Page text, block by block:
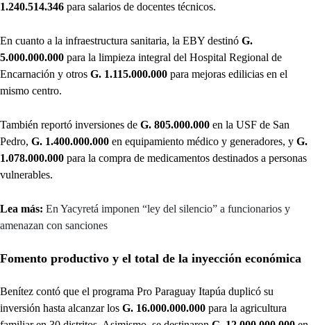
1.240.514.346 para salarios de docentes técnicos.
En cuanto a la infraestructura sanitaria, la EBY destinó G.
5.000.000.000 para la limpieza integral del Hospital Regional de
Encarnación y otros G. 1.115.000.000 para mejoras edilicias en el
mismo centro.
También reportó inversiones de G. 805.000.000 en la USF de San
Pedro, G. 1.400.000.000 en equipamiento médico y generadores, y G.
1.078.000.000 para la compra de medicamentos destinados a personas
vulnerables.
Lea más: En Yacyretá imponen “ley del silencio” a funcionarios y
amenazan con sanciones
Fomento productivo y el total de la inyección económica
Benítez contó que el programa Pro Paraguay Itapúa duplicó su
inversión hasta alcanzar los G. 16.000.000.000 para la agricultura